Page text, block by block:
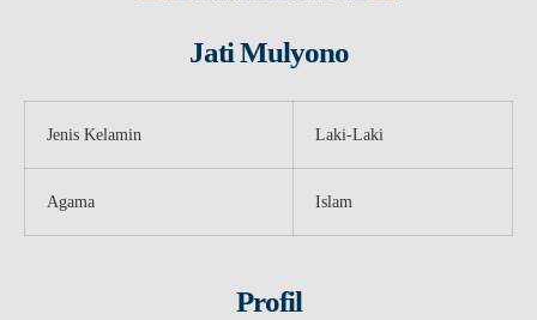
Jati Mulyono
Jenis Kelamin Laki-Laki
Agama Islam
Profil